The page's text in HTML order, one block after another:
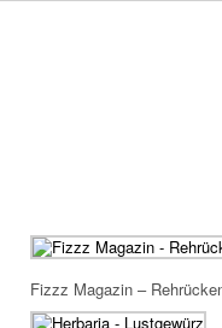
Fizzz Magazin –